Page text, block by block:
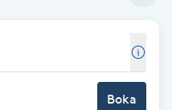
Boka